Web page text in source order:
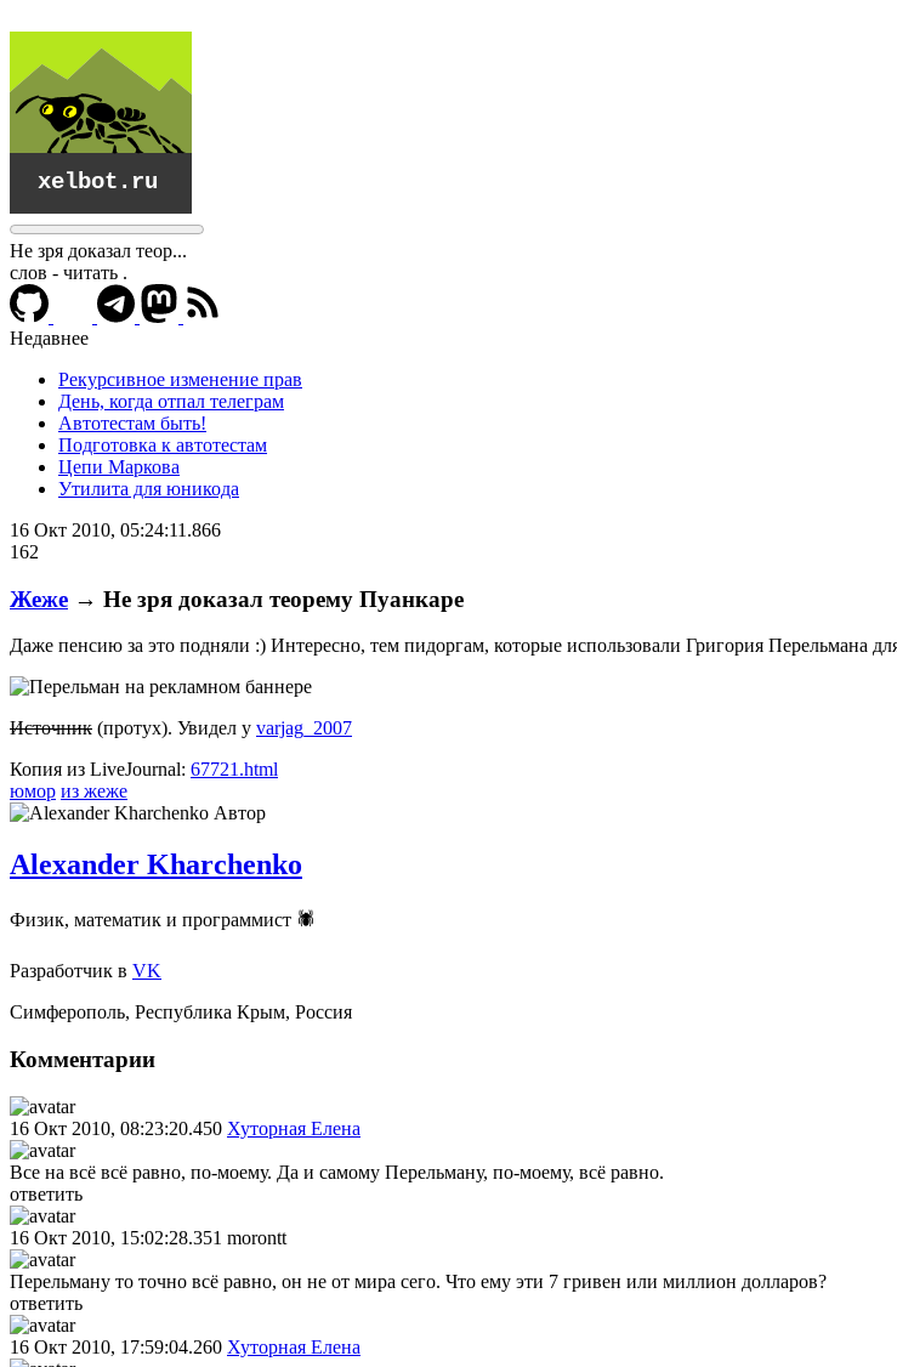
xelbot.ru
Не зря доказал теор...
слов - читать .
Недавнее
Рекурсивное изменение прав
День, когда отпал телеграм
Автотестам быть!
Подготовка к автотестам
Цепи Маркова
Утилита для юникода
16 Окт 2010, 05:24:11.866
162
Жеже → Не зря доказал теорему Пуанкаре
Даже пенсию за это подняли :) Интересно, тем пидоргам, которые использовали Григория Перельмана
Источник (протух). Увидел у varjag_2007
Копия из LiveJournal: 67721.html
юмор из жеже
Автор
Alexander Kharchenko
Физик, математик и программист 🕷
Разработчик в VK
Симферополь, Республика Крым, Россия
Комментарии
16 Окт 2010, 08:23:20.450 Хуторная Елена
Все на всё всё равно, по-моему. Да и самому Перельману, по-моему, всё равно.
ответить
16 Окт 2010, 15:02:28.351 morontt
Перельману то точно всё равно, он не от мира сего. Что ему эти 7 гривен или миллион долларов?
ответить
16 Окт 2010, 17:59:04.260 Хуторная Елена